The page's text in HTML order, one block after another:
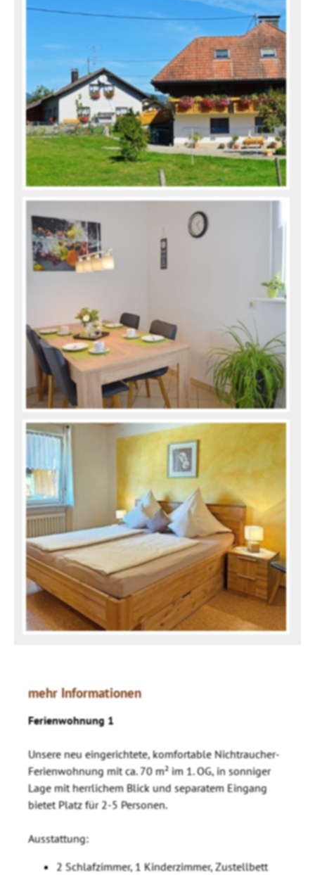
mehr Informationen
Ferienwohnung 1
Unsere neu eingerichtete, komfortable Nichtraucher-
Ferienwohnung mit ca. 70 m² im 1. OG, in sonniger
Lage mit herrlichem Blick und separatem Eingang
bietet Platz für 2-5 Personen.
Ausstattung:
2 Schlafzimmer, 1 Kinderzimmer, Zustellbett